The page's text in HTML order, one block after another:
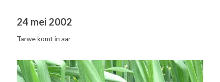
24 mei 2002
Tarwe komt in aar